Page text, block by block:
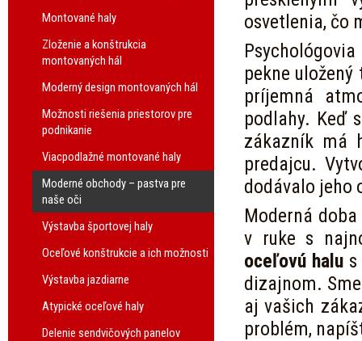
Montované haly
Zloženie a konštrukcia
montovaných hál
Moderný design montovaných hál
Možnosti riešenia priestorov pre
podnikanie
Viacpodlažné montované haly
Moderné obchody – pastva pre
naše oči
Výstavba športovej haly
Oceľové konštrukcie a ich možnosti
Výstavba jazdiarne
Atypické oceľové haly
Delenie sendvičových panelov
osvetlenia, čo
pekne
príjemná
podlahy. Keď
zákazník má
predajcu.
dodávalo jeho
Moderná
v ruke s
oceľovú halu
dizajnom.
aj vašich
problém,